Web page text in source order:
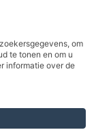
/
om
te tonen en om u
informatie over de